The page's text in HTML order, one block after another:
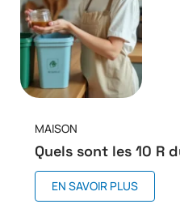
MAISON
Quels sont les 10 R
EN SAVOIR PLUS